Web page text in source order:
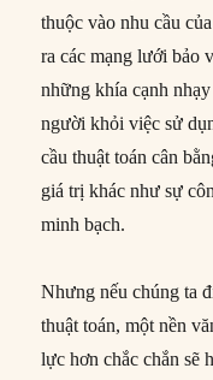
thuộc vào nhu cầu
ra các mạng lưới bảo
những khía cạnh
người khỏi việc sử
cầu thuật toán cân
giá trị khác như sự
minh bạch.
Nhưng nếu chúng ta
thuật toán, một nền
lực hơn chắc chắn sẽ